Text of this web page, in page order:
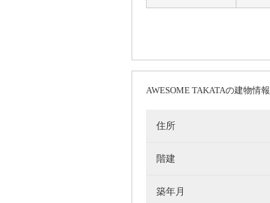
AWESOME TAKATAの建物情報
住所
階建
築年月